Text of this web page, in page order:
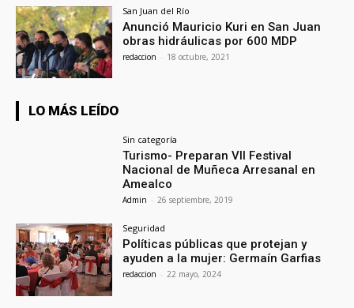
San Juan del Río
Anunció Mauricio Kuri en San Juan
obras hidráulicas por 600 MDP
redaccion - 18 octubre, 2021
LO MÁS LEÍDO
Sin categoría
Turismo- Preparan VII Festival
Nacional de Muñeca Arresanal en
Amealco
Admin - 26 septiembre, 2019
Seguridad
Políticas públicas que protejan y
ayuden a la mujer: Germaín Garfias
redaccion - 22 mayo, 2024